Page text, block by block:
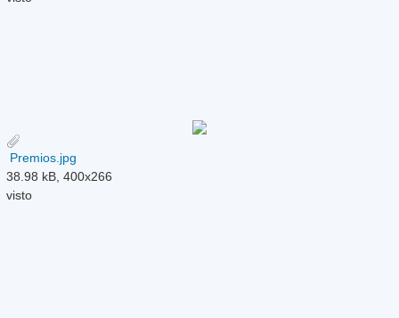
Premios.jpg
38.98 kB, 400x266
visto